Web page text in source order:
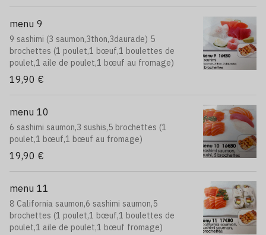
menu 9
9 sashimi (3 saumon,3thon,3daurade) 5
brochettes (1 poulet,1 bœuf,1 boulettes de
poulet,1 aile de poulet,1 bœuf au fromage)
19,90 €
menu 10
6 sashimi saumon,3 sushis,5 brochettes (1
poulet,1 bœuf,1 bœuf au fromage)
19,90 €
menu 11
8 California saumon,6 sashimi saumon,5
brochettes (1 poulet,1 bœuf,1 boulettes de
poulet,1 aile de poulet,1 bœuf fromage)